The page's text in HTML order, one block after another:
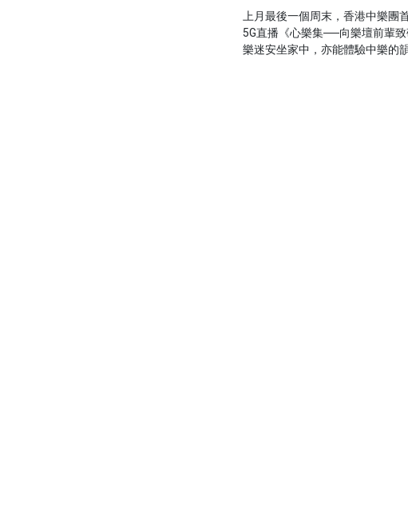
上月最後一個周末，香港中樂團
5G直播《心樂集──向樂壇前輩
樂迷安坐家中，亦能體驗中樂的